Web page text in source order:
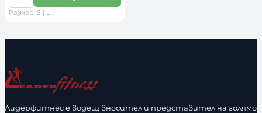
е
р
з
м
е
К
о
е
с
т
Размер: S | L
Лидерфитнес е водещ вносител и представител на голямо